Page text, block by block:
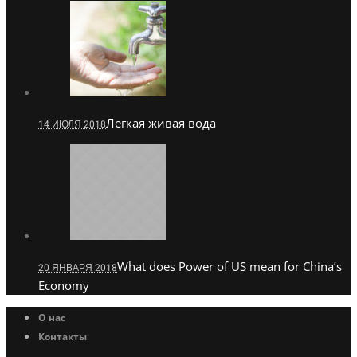
14 ИЮЛЯ 2018Легкая живая вода
20 ЯНВАРЯ 2018What does Power of US mean for China’s
Economy
О нас
Контакты